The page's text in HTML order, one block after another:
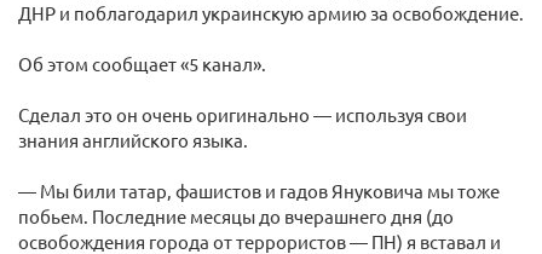
ДНР и поблагодарил украинскую армию за освобождение.
Об этом сообщает «5 канал».
Сделал это он очень оригинально — используя свои
знания английского языка.
— Мы били татар, фашистов и гадов Януковича мы тоже
побьем. Последние месяцы до вчерашнего дня (до
освобождения города от террористов — ПН) я вставал и